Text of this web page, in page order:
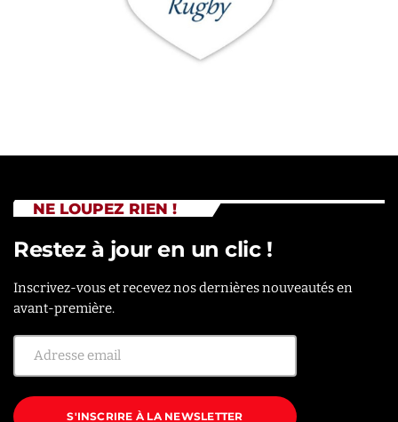
NE LOUPEZ RIEN !
Restez à jour en un clic !
Inscrivez-vous et recevez nos dernières nouveautés en
avant-première.
S'INSCRIRE À LA NEWSLETTER